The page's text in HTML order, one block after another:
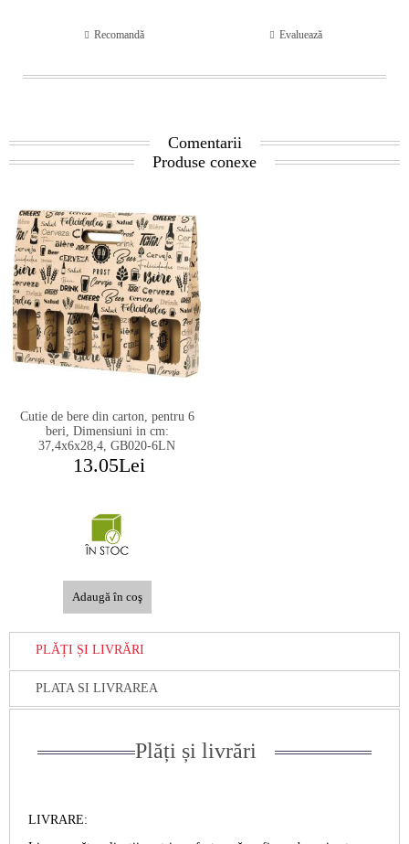
Recomandă Evaluează
Comentarii
Produse conexe
Cutie de bere din carton, pentru 6
beri, Dimensiuni in cm:
37,4x6x28,4, GB020-6LN
13.05Lei
PLĂȚI ȘI LIVRĂRI
PLATA SI LIVRAREA
Plăți și livrări
LIVRARE: